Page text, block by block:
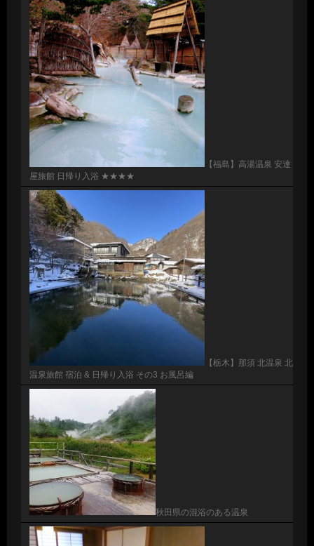
【福島】高湯温泉 安達
屋旅館 日帰り入浴 ★★★★
【栃木】那須 北温泉 北
温泉旅館 宿泊 & 日帰り入浴 その3 お風呂編
秋田県の混浴のある温泉